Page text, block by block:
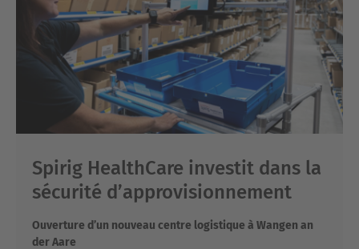
Spirig HealthCare investit dans la
sécurité d’approvisionnement
Ouverture d’un nouveau centre logistique à Wangen an
der Aare